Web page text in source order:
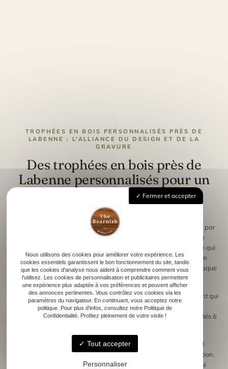
TROPHÉES EN BOIS PERSONNALISÉS PRÈS DE
LABENNE : L’ALLIANCE DU DESIGN ET DE LA
GRAVURE
Des trophées en bois près de
Labenne personnalisés pour un
souvenir durable
Les trophées en bois près de Labenne se distinguent également par
les nombreuses possibilités de personnalisation. L’atelier The
Bearnish propose notamment la gravure sur bois, une technique qui
permet d’ajouter un logo, un nom d’événement, une date ou un
message directement sur le trophée. Cette finition transforme chaque
pièce en souvenir durable et chargé de sens.
La gravure permet d’obtenir des détails précis et un rendu élégant qui
valorise chaque récompense. Clubs sportifs, associations ou
entreprises peuvent ainsi créer des trophées parfaitement adaptés à
Un trophée peut par exemple intégrer un emblème, un visuel
spécifique ou une forme inspirée de la thématique de la compétition.
Cette approche permet de créer des récompenses uniques qui
Fermer et accepter
Nous utilisons des cookies pour améliorer votre expérience. Les
cookies essentiels garantissent le bon fonctionnement du site, tandis
que les cookies d'analyse nous aident à comprendre comment vous
l'utilisez. Les cookies de personnalisation et publicitaires permettent
une expérience plus adaptée à vos préférences et peuvent afficher
des annonces pertinentes. Vous contrôlez vos cookies via les
paramètres du navigateur. En continuant, vous acceptez notre
politique. Pour plus d'infos, consultez notre Politique de
Confidentialité. Profitez pleinement de votre visite !
Tout accepter
Personnaliser